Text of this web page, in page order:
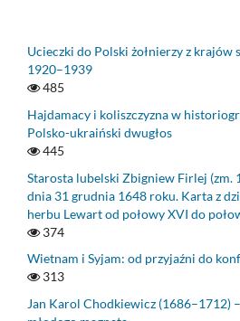
Ucieczki do Polski żołnierzy z krajów
1920–1939
485
Hajdamacy i koliszczyzna w
Polsko-ukraiński dwugłos
445
Starosta lubelski Zbigniew Firlej (zm.
dnia 31 grudnia 1648 roku. Karta z
herbu Lewart od połowy XVI do
374
Wietnam i Syjam: od przyjaźni do
313
Jan Karol Chodkiewicz (1686–1712)